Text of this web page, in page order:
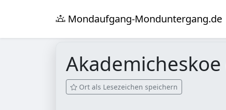
Mondaufgang-Monduntergang.de
Akademicheskoe
Ort als Lesezeichen speichern